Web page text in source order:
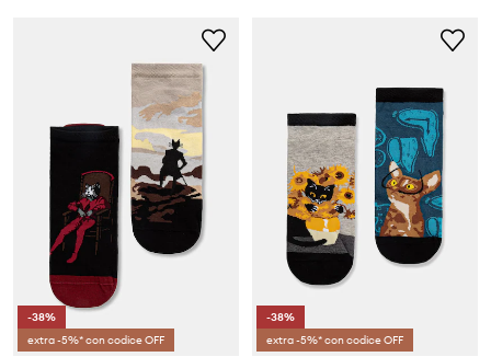
-38%
extra -5%* con codice OFF
-38%
extra -5%* con codice OFF